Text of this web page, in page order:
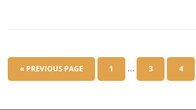
« PREVIOUS PAGE 1 … 3 4